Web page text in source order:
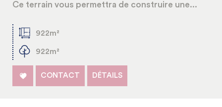
Ce terrain vous permettra de construire une...
922m²
922m²
CONTACT DÉTAILS